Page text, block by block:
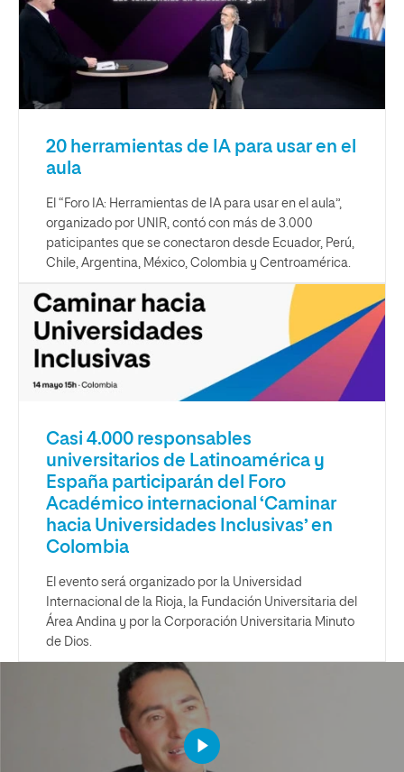
20 herramientas de IA para usar en el
aula
El “Foro IA: Herramientas de IA para usar en el aula”,
organizado por UNIR, contó con más de 3.000
paticipantes que se conectaron desde Ecuador, Perú,
Chile, Argentina, México, Colombia y Centroamérica.
Casi 4.000 responsables
universitarios de Latinoamérica y
España participarán del Foro
Académico internacional ‘Caminar
hacia Universidades Inclusivas’ en
Colombia
El evento será organizado por la Universidad
Internacional de la Rioja, la Fundación Universitaria del
Área Andina y por la Corporación Universitaria Minuto
de Dios.